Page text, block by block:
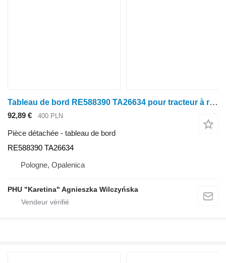
Tableau de bord RE588390 TA26634 pour tracteur à roues John Deere seria 6000 7000 8000 R
92,89 € 400 PLN
Pièce détachée - tableau de bord
RE588390 TA26634
Pologne, Opalenica
PHU "Karetina" Agnieszka Wilczyńska